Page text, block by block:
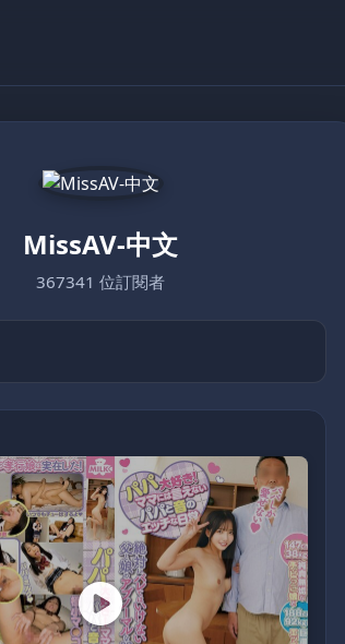
MissAV-中文
367341 位訂閱者